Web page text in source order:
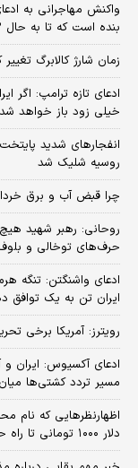
بنده است که تا به حال ۳ بار خبر مرگم را اعلام کردند!
زمان شارژ کالابرگ
ادعای تازه ترامپ: اگر
خیلی زود باز خواهد شد
روسیه شلیک شد
چرا قبض آب و برق خرداد و تیر ماه ۳
روحانی: رهبر شهید
حرف‌های توخالی و بلوف است/ دولت
ادعای واشنگتن: تنگه
ایران تن به یک توافق
رویترز: آمریکا برخی
ادعای آکسیوس: ایران و
مسیر تردد کشتی‌ها
اظهارنظرهایی که نام
دلار ۱۰۰۰ تومانی تا راه حل نجات کشور با ساخت بمب اتم و شلیک آن!